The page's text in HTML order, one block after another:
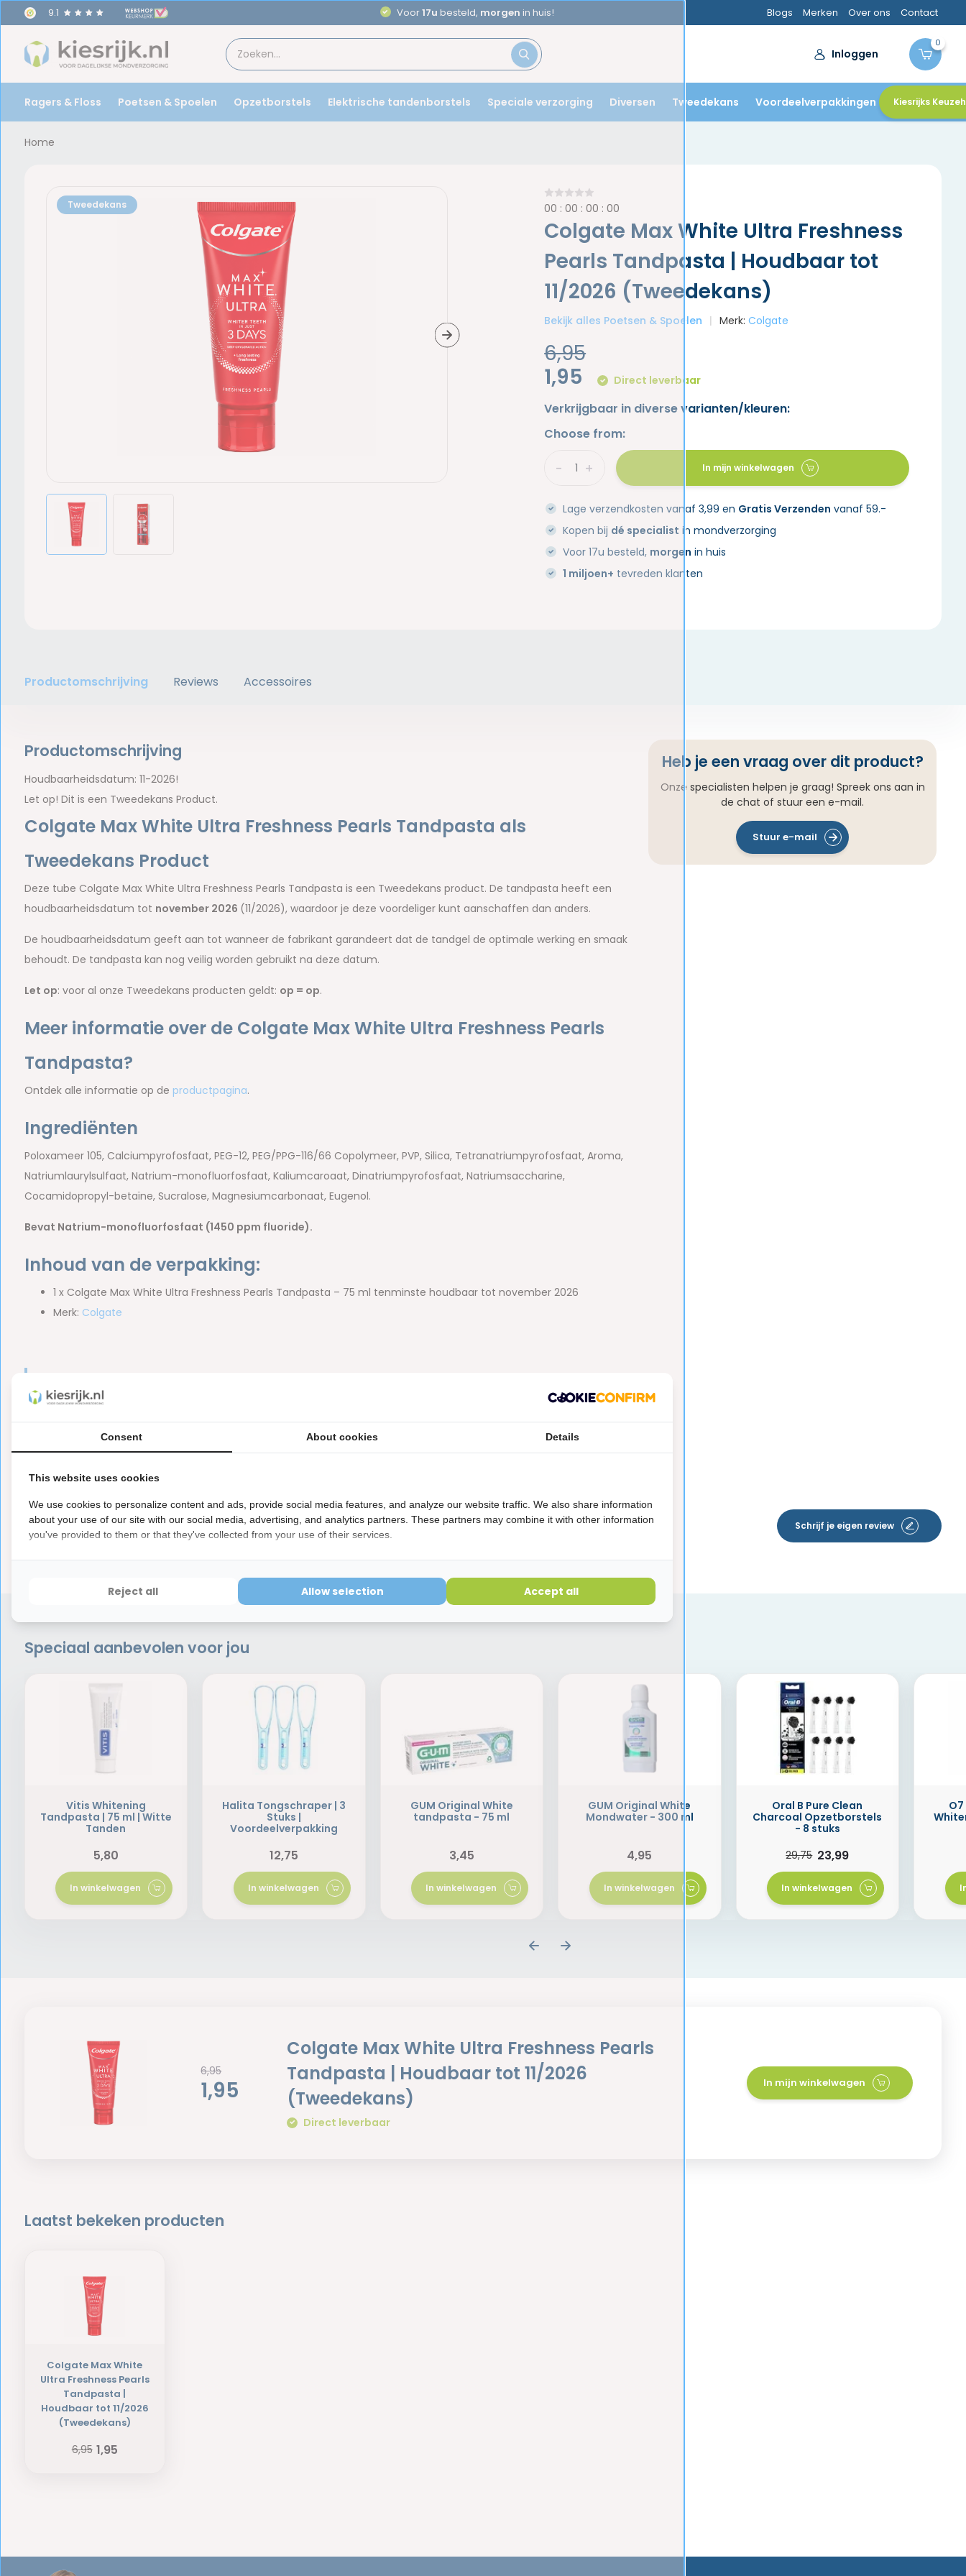
9.1 Aanbevolen doortandartsen Blogs Merken Over ons Contact
Inloggen
0
Ragers & Floss Poetsen & Spoelen Opzetborstels Elektrische tandenborstels Speciale verzorging Diversen Tweedekans Voordeelverpakkingen Kiesrijks
Home
Tweedekans 00 :00 :00 :00
Colgate Max White Ultra Freshness
Pearls Tandpasta | Houdbaar tot
11/2026 (Tweedekans)
Bekijk alles Poetsen & Spoelen Merk:Colgate
6,95
1,95
Direct leverbaar
Verkrijgbaar in diverse varianten/kleuren:
Choose from:
+
- In mijn winkelwagen
Lage verzendkosten vanaf 3,99 en Gratis Verzenden vanaf 59.-
Kopen bij dé specialist in mondverzorging
Voor 17u besteld, morgen in huis
1 miljoen+ tevreden klanten
Productomschrijving Reviews Accessoires
Productomschrijving
Houdbaarheidsdatum: 11-2026!
Let op! Dit is een Tweedekans Product.
Colgate Max White Ultra Freshness Pearls Tandpasta als
Tweedekans Product
Deze tube Colgate Max White Ultra Freshness Pearls Tandpasta is een Tweedekans product. De tandpasta heeft een
houdbaarheidsdatum tot november 2026 (11/2026), waardoor je deze voordeliger kunt aanschaffen dan anders.
De houdbaarheidsdatum geeft aan tot wanneer de fabrikant garandeert dat de tandgel de optimale werking en smaak
behoudt. De tandpasta kan nog veilig worden gebruikt na deze datum.
Let op: voor al onze Tweedekans producten geldt: op = op.
Meer informatie over de Colgate Max White Ultra Freshness Pearls
Tandpasta?
Ontdek alle informatie op de productpagina.
Ingrediënten
Poloxameer 105, Calciumpyrofosfaat, PEG-12, PEG/PPG-116/66 Copolymeer, PVP, Silica, Tetranatriumpyrofosfaat, Aroma,
Natriumlaurylsulfaat, Natrium-monofluorfosfaat, Kaliumcaroaat, Dinatriumpyrofosfaat, Natriumsaccharine,
Cocamidopropyl-betaïne, Sucralose, Magnesiumcarbonaat, Eugenol.
Bevat Natrium-monofluorfosfaat (1450 ppm fluoride).
Inhoud van de verpakking:
1 x Colgate Max White Ultra Freshness Pearls Tandpasta – 75 ml tenminste houdbaar tot november 2026
Merk: Colgate
ⓘDit is een hygiëne product met aangepaste retourvoorwaarden
hebben ook een waardevermindering van 100%.
Heb je een vraag over dit product?
Onze specialisten helpen je graag! Spreek ons aan in
de chat of stuur een e-mail.
Stuur e-mail
Reviews
0from5 Based on 0 reviews
Schrijf je eigen review
Er zijn nog geen reviews geschreven over dit product..
Speciaal aanbevolen voor jou
Vitis Whitening
Tandpasta | 75 ml | Witte
Tanden
5,80
In winkelwagen
Halita Tongschraper | 3
Stuks |
Voordeelverpakking
12,75
In winkelwagen
GUM Original White
tandpasta - 75 ml
3,45
In winkelwagen
GUM Original White
Mondwater - 300 ml
4,95
In winkelwagen
Oral B Pure Clean
Charcoal Opzetborstels
- 8 stuks
29,75 23,99
In winkelwagen
6,95
1,95
Colgate Max White Ultra Freshness Pearls
Tandpasta | Houdbaar tot 11/2026
(Tweedekans)
Direct leverbaar
In mijn winkelwagen
Laatst bekeken producten
Colgate Max White
Ultra Freshness Pearls
Tandpasta |
Houdbaar tot 11/2026
(Tweedekans)
6,95 1,95
Consent About cookies Details
This website uses cookies
We use cookies to personalize content and ads, provide social media features, and analyze our website traffic. We also share information
about your use of our site with our social media, advertising, and analytics partners. These partners may combine it with other information
you've provided to them or that they've collected from your use of their services.
Reject all Allow selection Accept all